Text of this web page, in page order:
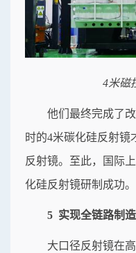
4米磁
他们最终完成了
时的4米碳化硅反射镜
反射镜。至此，国际
化硅反射镜研制成功。
5 实现全链路制造
大口径反射镜在